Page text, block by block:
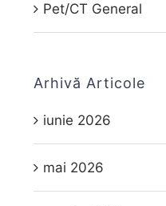
Pet/CT General
Arhivă Articole
iunie 2026
mai 2026